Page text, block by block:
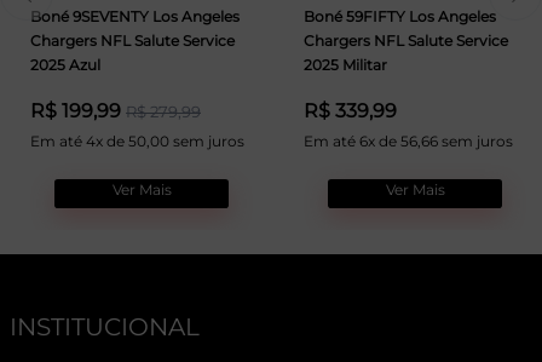
Boné 9SEVENTY Los Angeles
Chargers NFL Salute Service
2025 Azul
R$ 199,99 R$ 279,99
Em até 4x de 50,00 sem juros
Ver Mais
Boné 59FIFTY Los Angeles
Chargers NFL Salute Service
2025 Militar
R$ 339,99
Em até 6x de 56,66 sem juros
Ver Mais
INSTITUCIONAL